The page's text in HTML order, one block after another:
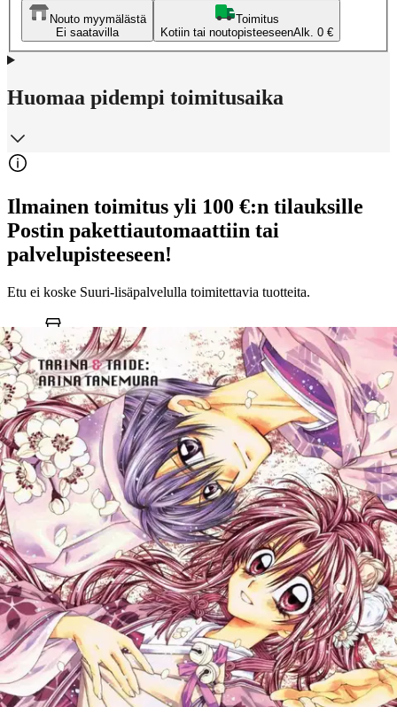
Nouto myymälästä
Ei saatavilla
Toimitus
Kotiin tai noutopisteeseenAlk. 0 €
Huomaa pidempi toimitusaika
Ilmainen toimitus yli 100 €:n tilauksille
Postin pakettiautomaattiin tai
palvelupisteeseen!
Etu ei koske Suuri‑lisäpalvelulla toimitettavia tuotteita.
Tarkista myymäläsaatavuus
Ei saatavilla
Tuotekuvaus
Sarjan päätösosa! Lukijoiden suosikki Arina Tanemuran mangaa
julkaistaan taas pitkästä aikaa suomeksi. Sakura suree kuolleita
ystäviään, kun Enju hyökkää vielä kerran ja kuolema korjaa satoa.
Ja juuri kun verenvuodatus vaikuttaisi päättyneen, pelätty prinsessa
Kaguya astuu taistelukentälle... Ikäsuositus: 11+